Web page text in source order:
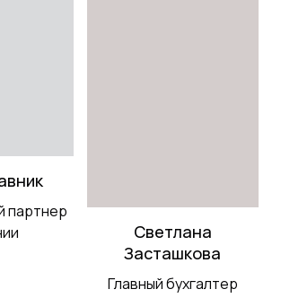
партнер
Светлана
Засташкова
Главный бухгалтер